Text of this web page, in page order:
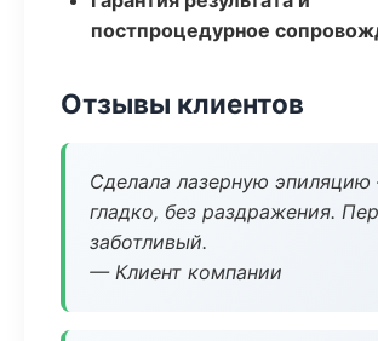
постпроцедурное
Отзывы клиентов
Сделала лазерную
гладко, без раздражения.
заботливый.
— Клиент компании